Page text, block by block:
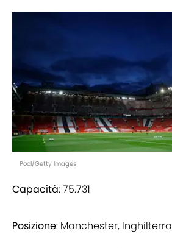
Pool/Getty Images
Capacità: 75.731
Posizione: Manchester, Inghilterra